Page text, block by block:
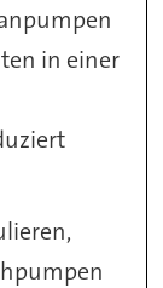
in einer